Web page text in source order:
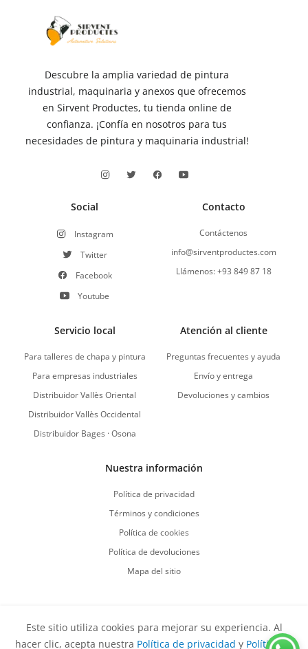
Descubre la amplia variedad de pintura
industrial, maquinaria y anexos que ofrecemos
en Sirvent Productes, tu tienda online de
confianza. ¡Confía en nosotros para tus
necesidades de pintura y maquinaria industrial!
Social
Instagram
Twitter
Facebook
Youtube
Contacto
Contáctenos
info@sirventproductes.com
Llámenos: +93 849 87 18
Servicio local
Para talleres de chapa y pintura
Para empresas industriales
Distribuidor Vallès Oriental
Distribuidor Vallès Occidental
Distribuidor Bages · Osona
Atención al cliente
Preguntas frecuentes y ayuda
Envío y entrega
Devoluciones y cambios
Nuestra información
Política de privacidad
Términos y condiciones
Política de cookies
Política de devoluciones
Mapa del sitio
Derechos de autor©2026Sirvent Productes S.L. Todos los
Vuelve al comienzo
Este sitio utiliza cookies para mejorar su experiencia. Al
hacer clic, acepta nuestra Política de privacidad y Política de